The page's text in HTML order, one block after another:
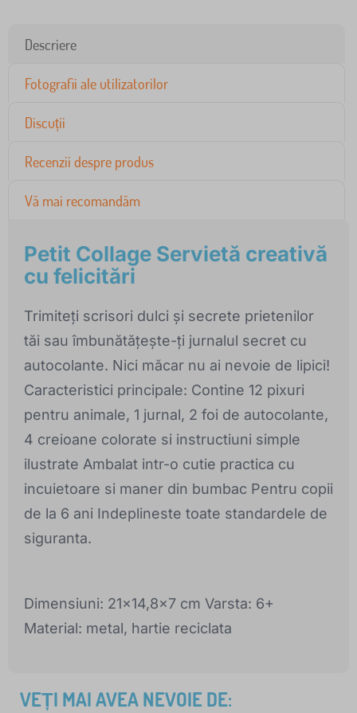
Descriere
Fotografii ale utilizatorilor
Discuții
Recenzii despre produs
Vă mai recomandăm
Petit Collage Servietă creativă
cu felicitări
Trimiteți scrisori dulci și secrete prietenilor
tăi sau îmbunătățește-ți jurnalul secret cu
autocolante. Nici măcar nu ai nevoie de lipici!
Caracteristici principale: Contine 12 pixuri
pentru animale, 1 jurnal, 2 foi de autocolante,
4 creioane colorate si instructiuni simple
ilustrate Ambalat intr-o cutie practica cu
incuietoare si maner din bumbac Pentru copii
de la 6 ani Indeplineste toate standardele de
siguranta.
Dimensiuni: 21x14,8x7 cm Varsta: 6+
Material: metal, hartie reciclata
VEȚI MAI AVEA NEVOIE DE: